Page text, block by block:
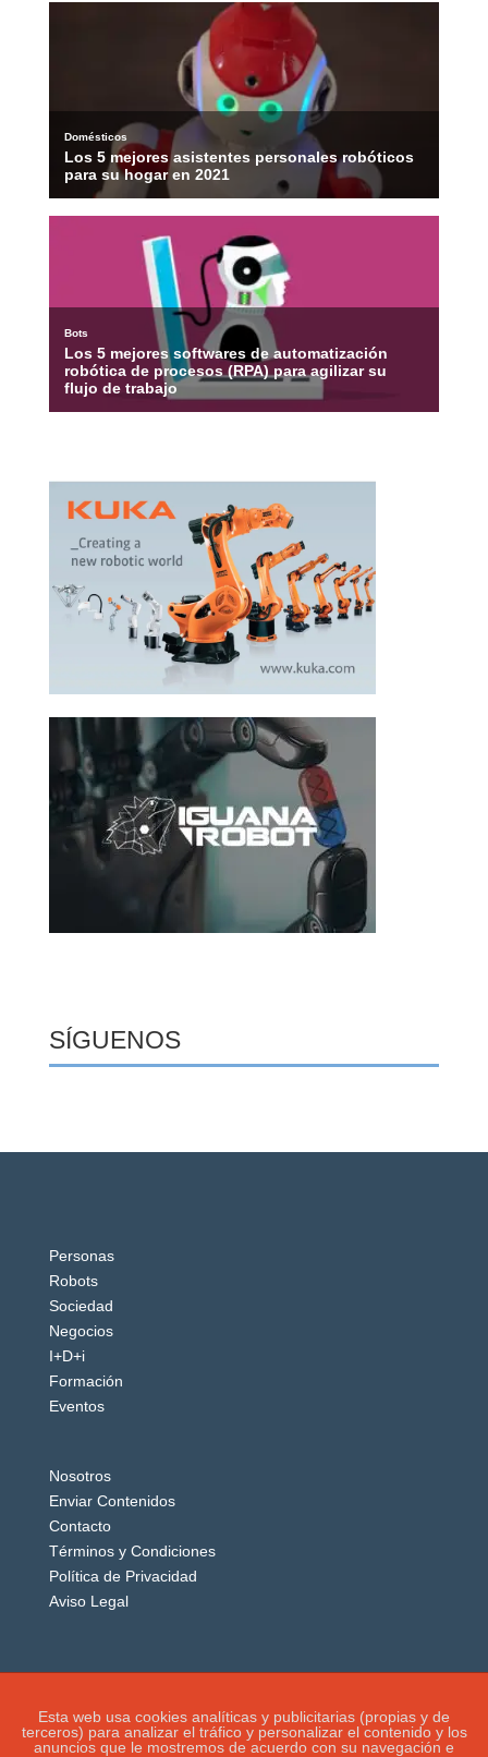
SÍGUENOS
Personas
Robots
Sociedad
Negocios
I+D+i
Formación
Eventos
Nosotros
Enviar Contenidos
Contacto
Términos y Condiciones
Política de Privacidad
Aviso Legal
Esta web usa cookies analíticas y publicitarias (propias y de
terceros) para analizar el tráfico y personalizar el contenido y los
anuncios que le mostremos de acuerdo con su navegación e